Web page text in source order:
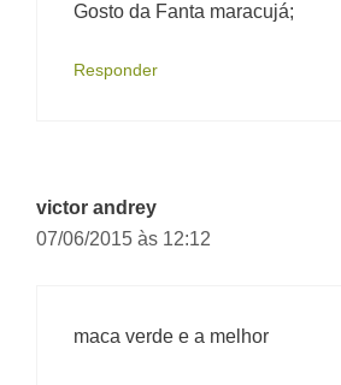
Gosto da Fanta maracujá;
Responder
victor andrey
07/06/2015 às 12:12
maca verde e a melhor